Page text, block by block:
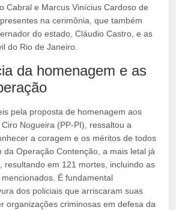
Cabral e Marcus Vinícius Cardoso de
na cerimônia, que também
do estado, Cláudio Castro, e as
do Rio de Janeiro.
da homenagem e as
pela proposta de homenagem aos
Nogueira (PP-PI), ressaltou a
a coragem e os méritos de todos
da Operação Contenção, a mais letal já
resultando em 121 mortes, incluindo as
É fundamental
dos policiais que arriscaram suas
organizações criminosas em defesa da